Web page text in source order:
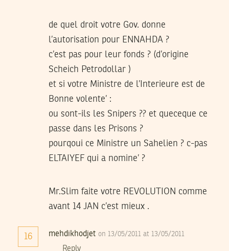
de quel droit votre Gov. donne
l’autorisation pour ENNAHDA ?
c’est pas pour leur fonds ? (d’origine
Scheich Petrodollar )
et si votre Ministre de l’Interieure est de
Bonne volente’ :
ou sont-ils les Snipers ?? et queceque ce
passe dans les Prisons ?
pourqoui ce Ministre un Sahelien ? c-pas
ELTAIYEF qui a nomine’ ?
Mr.Slim faite votre REVOLUTION comme
avant 14 JAN c’est mieux .
16 mehdikhodjet on 13/05/2011 at 13/05/2011
Reply